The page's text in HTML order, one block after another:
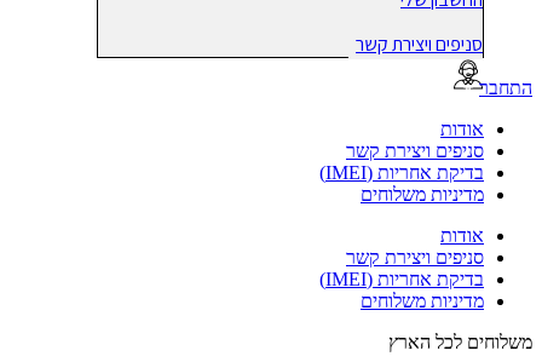
סניפים ויצירת קשר
אודות
סניפים ויצירת קשר
בדיקת אחריות (IMEI)
מדיניות משלוחים
אודות
סניפים ויצירת קשר
בדיקת אחריות (IMEI)
מדיניות משלוחים
לכל הארץ